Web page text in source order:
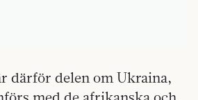
därför delen om Ukraina,